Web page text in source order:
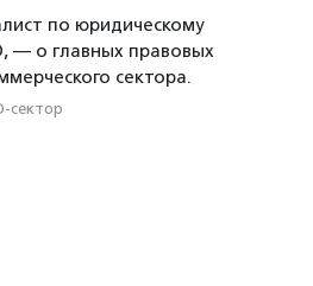
по юридическому
— о главных правовых
сектора.
сектор